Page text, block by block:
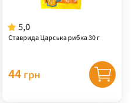
5,0
Ставрида Царська рибка 30 г
44 грн